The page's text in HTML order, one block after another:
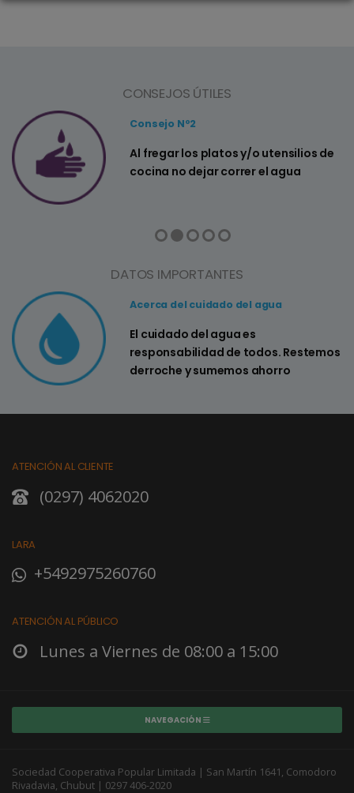
CONSEJOS ÚTILES
Consejo Nº2
Al fregar los platos y/o utensilios de
cocina no dejar correr el agua
DATOS IMPORTANTES
Acerca del cuidado del agua
El cuidado del agua es
responsabilidad de todos. Restemos
derroche y sumemos ahorro
ATENCIÓN AL CLIENTE
(0297) 4062020
LARA
+5492975260760
ATENCIÓN AL PÚBLICO
Lunes a Viernes de 08:00 a 15:00
NAVEGACIÓN
Sociedad Cooperativa Popular Limitada | San Martín 1641, Comodoro
Rivadavia, Chubut | 0297 406-2020